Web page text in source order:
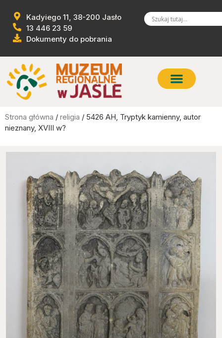
Kadyiego 11, 38-200 Jasło
13 446 23 59
Dokumenty do pobrania
Strona główna / religia / 5426 AH, Tryptyk kamienny, autor
nieznany, XVIII w?